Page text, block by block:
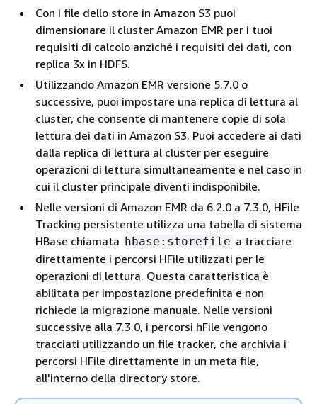
Con i file dello store in Amazon S3 puoi
dimensionare il cluster Amazon EMR per i tuoi
requisiti di calcolo anziché i requisiti dei dati, con
replica 3x in HDFS.
Utilizzando Amazon EMR versione 5.7.0 o
successive, puoi impostare una replica di lettura al
cluster, che consente di mantenere copie di sola
lettura dei dati in Amazon S3. Puoi accedere ai dati
dalla replica di lettura al cluster per eseguire
operazioni di lettura simultaneamente e nel caso in
cui il cluster principale diventi indisponibile.
Nelle versioni di Amazon EMR da 6.2.0 a 7.3.0, HFile
Tracking persistente utilizza una tabella di sistema
HBase chiamata hbase:storefile a tracciare
direttamente i percorsi HFile utilizzati per le
operazioni di lettura. Questa caratteristica è
abilitata per impostazione predefinita e non
richiede la migrazione manuale. Nelle versioni
successive alla 7.3.0, i percorsi hFile vengono
tracciati utilizzando un file tracker, che archivia i
percorsi HFile direttamente in un meta file,
all'interno della directory store.